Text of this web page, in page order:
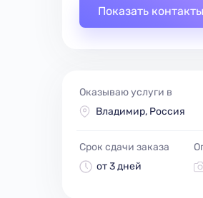
Показать контакты
Оказываю услуги в
Владимир, Россия
Срок сдачи заказа
от 3 дней